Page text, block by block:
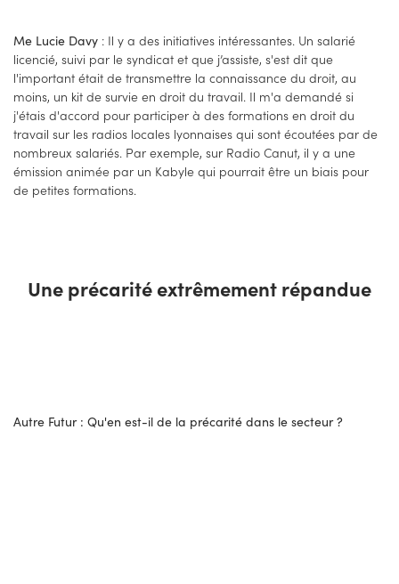
Me Lucie Davy : Il y a des initiatives intéressantes. Un salarié
licencié, suivi par le syndicat et que j’assiste, s'est dit que
l'important était de transmettre la connaissance du droit, au
moins, un kit de survie en droit du travail. Il m'a demandé si
j'étais d'accord pour participer à des formations en droit du
travail sur les radios locales lyonnaises qui sont écoutées par de
nombreux salariés. Par exemple, sur Radio Canut, il y a une
émission animée par un Kabyle qui pourrait être un biais pour
de petites formations.
Une précarité extrêmement répandue
Autre Futur : Qu'en est-il de la précarité dans le secteur ?